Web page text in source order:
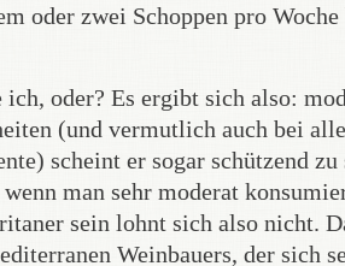
oder zwei Schoppen pro
oder? Es ergibt sich also:
(und vermutlich auch bei
scheint er sogar schützend
man sehr moderat
sein lohnt sich also nicht.
Weinbauers, der sich